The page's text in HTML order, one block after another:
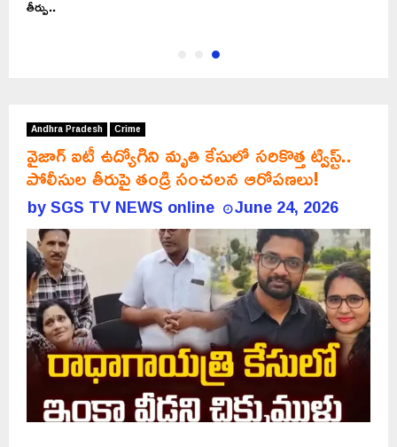
తీర్పు..
Andhra Pradesh Crime
వైజాగ్ ఐటీ ఉద్యోగిని మృతి కేసులో సరికొత్త ట్విస్ట్..
పోలీసుల తీరుపై తండ్రి సంచలన ఆరోపణలు!
bySGS TV NEWS online June 24, 2026